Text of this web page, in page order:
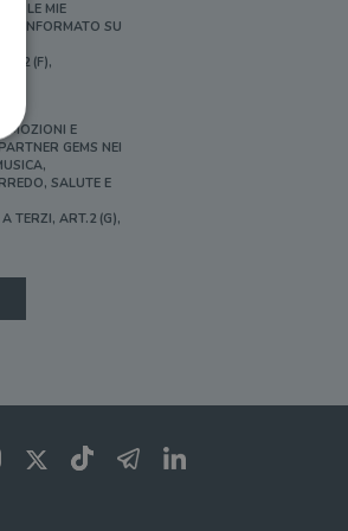
LE MIE
INFORMATO SU
(F),
E
GEMS NEI
SALUTE E
TERZI, ART.2 (G),